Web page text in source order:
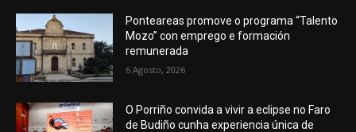
Ponteareas promove o programa “Talento
Mozo” con emprego e formación
remunerada
6 Agosto, 2026
O Porriño convida a vivir a eclipse no Faro
de Budiño cunha experiencia única de